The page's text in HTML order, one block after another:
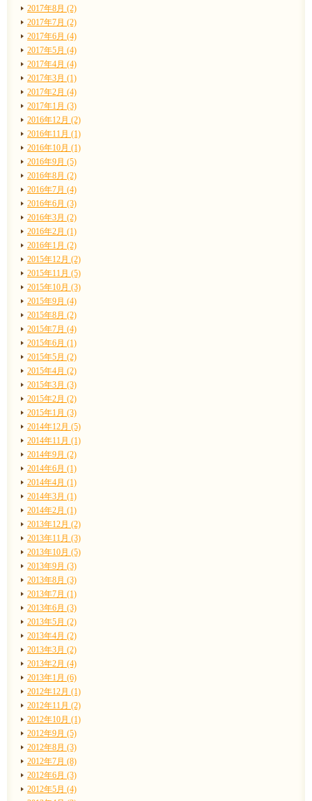
2017年8月 (2)
2017年7月 (2)
2017年6月 (4)
2017年5月 (4)
2017年4月 (4)
2017年3月 (1)
2017年2月 (4)
2017年1月 (3)
2016年12月 (2)
2016年11月 (1)
2016年10月 (1)
2016年9月 (5)
2016年8月 (2)
2016年7月 (4)
2016年6月 (3)
2016年3月 (2)
2016年2月 (1)
2016年1月 (2)
2015年12月 (2)
2015年11月 (5)
2015年10月 (3)
2015年9月 (4)
2015年8月 (2)
2015年7月 (4)
2015年6月 (1)
2015年5月 (2)
2015年4月 (2)
2015年3月 (3)
2015年2月 (2)
2015年1月 (3)
2014年12月 (5)
2014年11月 (1)
2014年9月 (2)
2014年6月 (1)
2014年4月 (1)
2014年3月 (1)
2014年2月 (1)
2013年12月 (2)
2013年11月 (3)
2013年10月 (5)
2013年9月 (3)
2013年8月 (3)
2013年7月 (1)
2013年6月 (3)
2013年5月 (2)
2013年4月 (2)
2013年3月 (2)
2013年2月 (4)
2013年1月 (6)
2012年12月 (1)
2012年11月 (2)
2012年10月 (1)
2012年9月 (5)
2012年8月 (3)
2012年7月 (8)
2012年6月 (3)
2012年5月 (4)